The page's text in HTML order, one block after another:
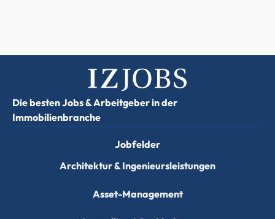
Die besten Jobs & Arbeitgeber in der
Immobilienbranche
Jobfelder
Architektur & Ingenieursleistungen
Asset-Management